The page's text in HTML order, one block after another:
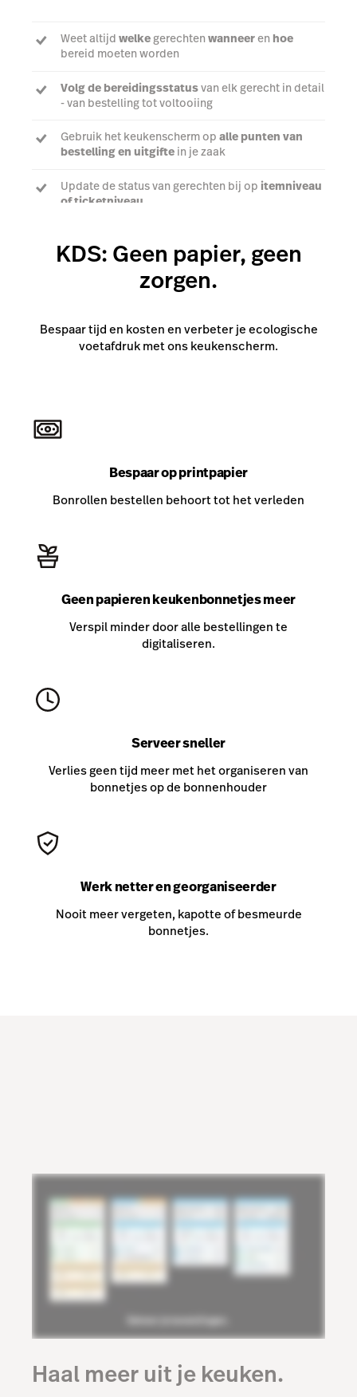
Weet altijd welkegerechten wanneeren hoe
bereid moeten worden
Volg de bereidingsstatusvan elk gerecht in detail
- van bestelling tot voltooiing
Gebruik het keukenscherm op alle punten van
bestelling en uitgifte in je zaak
Update de status van gerechten bij op itemniveau
of ticketniveau
Praat met een expert
KDS: Geen papier, geen
zorgen.
Bespaar tijd en kosten en verbeter je ecologische
voetafdruk met ons keukenscherm.
Bespaar op printpapier
Bonrollen bestellen behoort tot het verleden
Geen papieren keukenbonnetjes meer
Verspil minder door alle bestellingen te
digitaliseren.
Serveer sneller
Verlies geen tijd meer met het organiseren van
bonnetjes op de bonnenhouder
Werk netter en georganiseerder
Nooit meer vergeten, kapotte of besmeurde
bonnetjes.
Haal meer uit je keuken.